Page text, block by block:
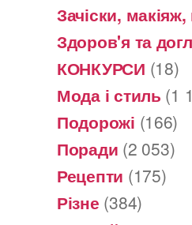
Зачіски,
Здоров'я та
КОНКУРСИ (18)
Мода і стиль (1
Подорожі (166)
Поради (2 053)
Рецепти (175)
Різне (384)